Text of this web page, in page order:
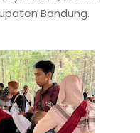
Bandung.